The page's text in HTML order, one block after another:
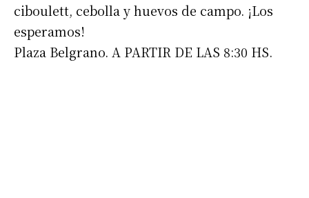
Número de teléfono
ciboulett, cebolla y huevos de campo. ¡Los
esperamos!
Plaza Belgrano. A PARTIR DE LAS 8:30 HS.